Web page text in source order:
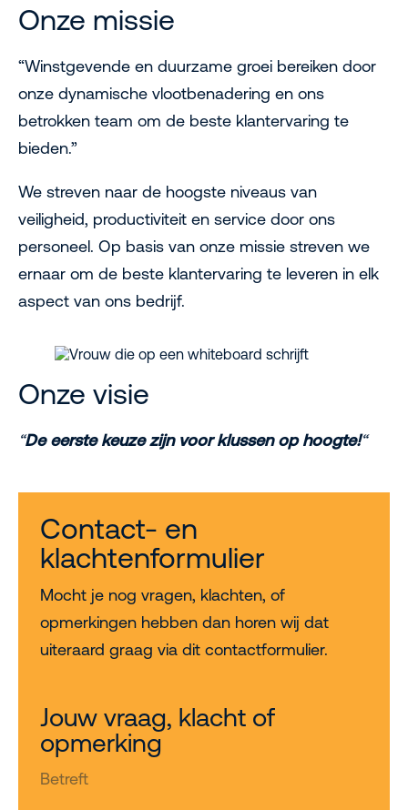
Onze missie
“Winstgevende en duurzame groei bereiken door
onze dynamische vlootbenadering en ons
betrokken team om de beste klantervaring te
bieden.”
We streven naar de hoogste niveaus van
veiligheid, productiviteit en service door ons
personeel. Op basis van onze missie streven we
ernaar om de beste klantervaring te leveren in elk
aspect van ons bedrijf.
Onze visie
“De eerste keuze zijn voor klussen op hoogte!“
Contact- en
klachtenformulier
Mocht je nog vragen, klachten, of
opmerkingen hebben dan horen wij dat
uiteraard graag via dit contactformulier.
Jouw vraag, klacht of
opmerking
Betreft